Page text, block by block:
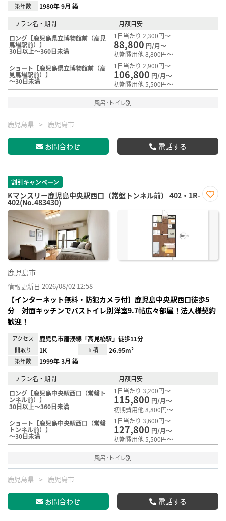
築年数 1980年 9月 築
プラン名・期間
月額目安
ロング【鹿児島県立博物館前（高見
馬場駅前）】
30日以上～360日未満
1日当たり 2,300円～
88,800 円/月～
初期費用他 8,800円～
ショート【鹿児島県立博物館前（高
見馬場駅前）】
～30日未満
1日当たり 2,900円～
106,800 円/月～
初期費用他 5,500円～
風呂･トイレ別
鹿児島県 鹿児島市
お問合わせ 電話する
割引キャンペーン
Kマンスリー鹿児島中央駅西口（常盤トンネル前） 402・1R-
402(No.483430)
に入
鹿児島市
情報更新日 2026/08/02 12:58
【インターネット無料・防犯カメラ付】鹿児島中央駅西口徒歩5
分 対面キッチンでバストイレ別洋室9.7帖広々部屋！法人様契約
歓迎！
アクセス 鹿児島市唐湊線「高見橋駅」徒歩11分
間取り 1K 面積 26.95m²
築年数 1999年 3月 築
プラン名・期間
月額目安
ロング【鹿児島中央駅西口（常盤ト
ンネル前）】
30日以上～360日未満
1日当たり 3,200円～
115,800 円/月～
初期費用他 8,800円～
ショート【鹿児島中央駅西口（常盤
トンネル前）】
～30日未満
1日当たり 3,600円～
127,800 円/月～
初期費用他 5,500円～
風呂･トイレ別
鹿児島県 鹿児島市
お問合わせ 電話する